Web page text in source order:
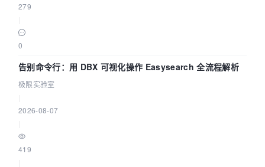
279
0
告别命令行：用 DBX 可视化操作 Easysearch 全流程解析
极限实验室
2026-08-07
419